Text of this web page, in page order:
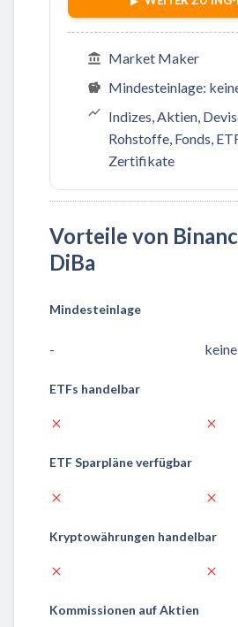
Market Maker
Mindesteinlage:
Indizes, Aktien,
Rohstoffe, Fonds,
Zertifikate
Vorteile von
DiBa
Mindesteinlage
- keine
ETFs handelbar
ETF Sparpläne verfügbar
Kryptowährungen handelbar
Kommissionen auf Aktien